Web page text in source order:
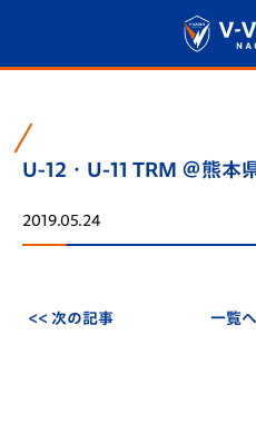
U-12・U-11 TRM ＠熊本
2019.05.24
<< 次の記事 一覧